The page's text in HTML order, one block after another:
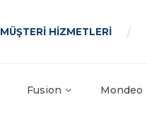
MÜŞTERİ HİZMETLERİ
Fusion Mondeo